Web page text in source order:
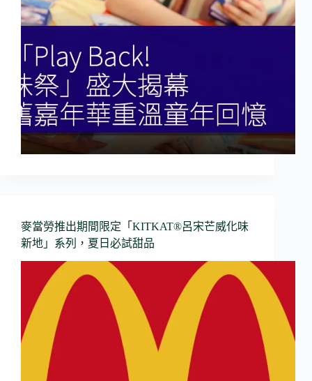
麥當勞推出期間限定「KITKAT®呂宋芒威化味
新地」系列，夏日必試甜品